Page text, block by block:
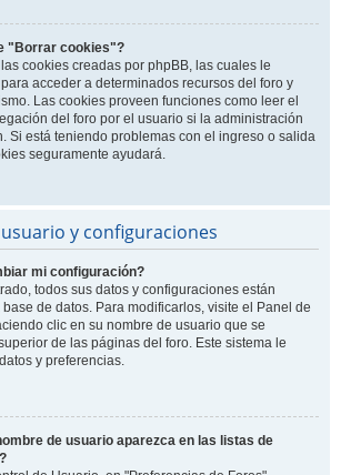
"Borrar cookies"?
cookies creadas por phpBB, las cuales le
acceder a determinados recursos del foro y
Las cookies proveen funciones como leer el
del foro por el usuario si la administración
Si está teniendo problemas con el ingreso o salida
seguramente ayudará.
y configuraciones
mi configuración?
todos sus datos y configuraciones están
de datos. Para modificarlos, visite el Panel de
clic en su nombre de usuario que se
de las páginas del foro. Este sistema le
y preferencias.
de usuario aparezca en las listas de